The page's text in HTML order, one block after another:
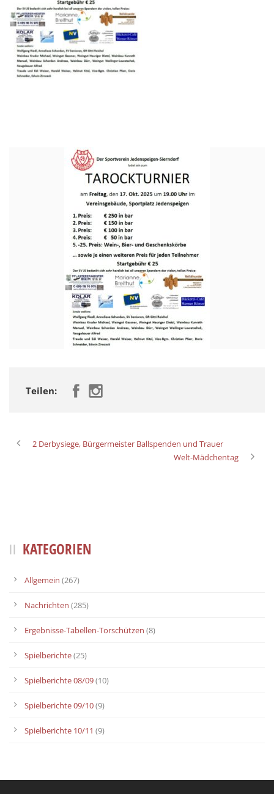
Teilen:
2 Derbysiege, Bürgermeister Ballspenden und Trauer
Welt-Mädchentag
KATEGORIEN
Allgemein (267)
Nachrichten (285)
Ergebnisse-Tabellen-Torschützen (8)
Spielberichte(25)
Spielberichte 08/09(10)
Spielberichte 09/10(9)
Spielberichte 10/11 (9)